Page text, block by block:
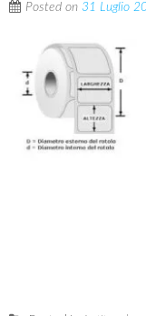
Posted on 31 Luglio